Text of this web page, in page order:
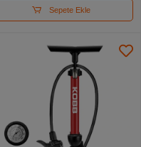
Sepete Ekle